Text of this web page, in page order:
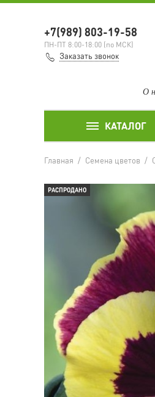
+7(989) 803-19-58
ПН-ПТ 8:00-18:00 (по МСК)
Заказать звонок
О
КАТАЛОГ
Главная / Семена цветов /
РАСПРОДАНО